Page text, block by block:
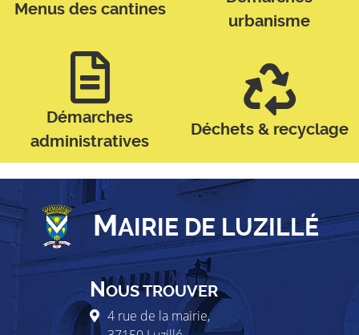
Menus des cantines
urbanisme
Démarches
administratives
Déchets & recyclage
MAIRIE DE LUZILLÉ
NOUS TROUVER
4 rue de la mairie,